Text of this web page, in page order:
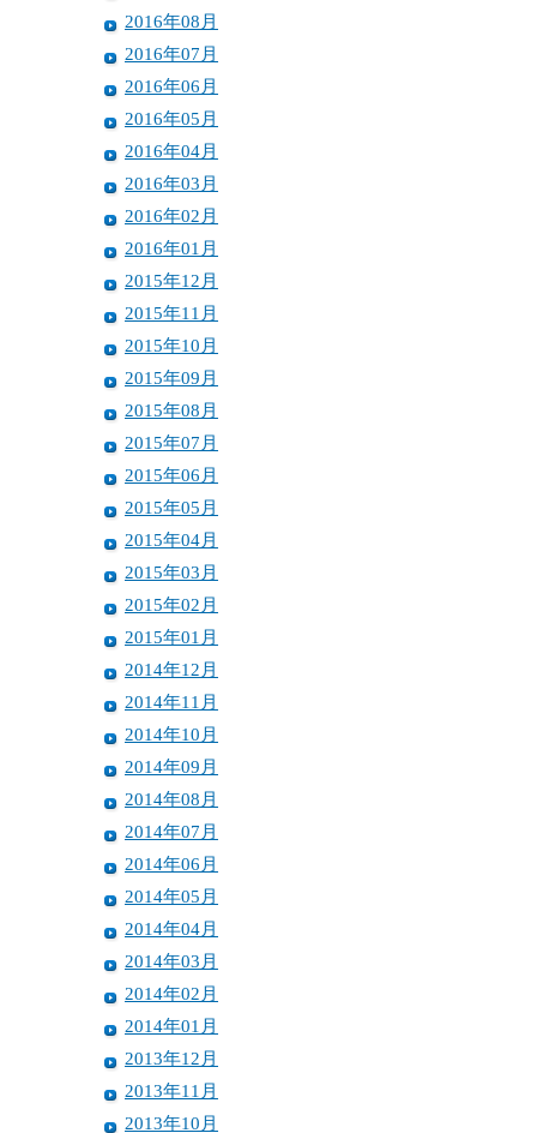
2016年08月
2016年07月
2016年06月
2016年05月
2016年04月
2016年03月
2016年02月
2016年01月
2015年12月
2015年11月
2015年10月
2015年09月
2015年08月
2015年07月
2015年06月
2015年05月
2015年04月
2015年03月
2015年02月
2015年01月
2014年12月
2014年11月
2014年10月
2014年09月
2014年08月
2014年07月
2014年06月
2014年05月
2014年04月
2014年03月
2014年02月
2014年01月
2013年12月
2013年11月
2013年10月